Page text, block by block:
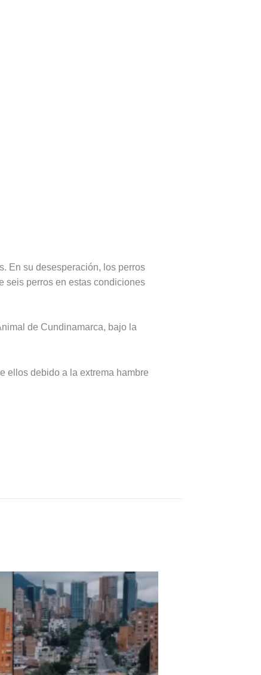
En su desesperación, los perros
seis perros en estas condiciones
de Cundinamarca, bajo la
ellos debido a la extrema hambre